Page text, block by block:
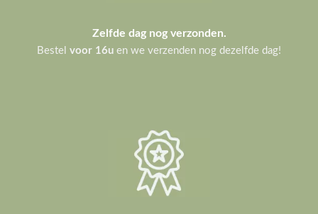
voor 16uen we verzenden nog dezelfde dag!